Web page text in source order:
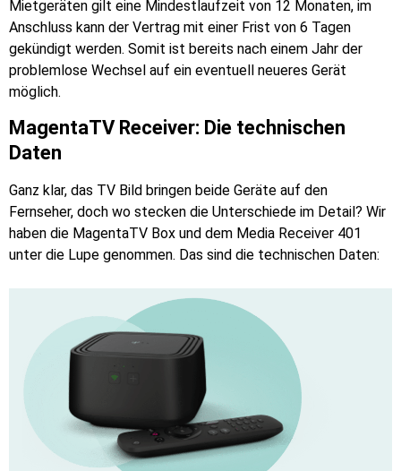
Mietgeräten gilt eine Mindestlaufzeit von 12 Monaten, im
Anschluss kann der Vertrag mit einer Frist von 6 Tagen
gekündigt werden. Somit ist bereits nach einem Jahr der
problemlose Wechsel auf ein eventuell neueres Gerät
möglich.
MagentaTV Receiver: Die technischen
Daten
Ganz klar, das TV Bild bringen beide Geräte auf den
Fernseher, doch wo stecken die Unterschiede im Detail? Wir
haben die MagentaTV Box und dem Media Receiver 401
unter die Lupe genommen. Das sind die technischen Daten: